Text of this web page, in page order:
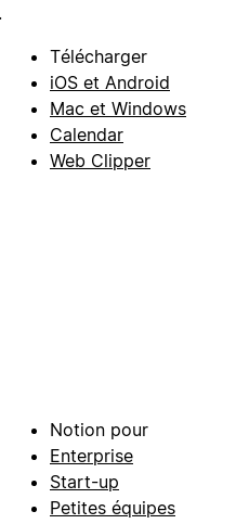
Télécharger
iOS et Android
Mac et Windows
Calendar
Web Clipper
Notion pour
Enterprise
Start-up
Petites équipes